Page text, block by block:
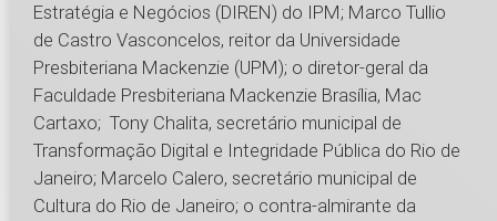
Estratégia e Negócios (DIREN) do IPM; Marco Tullio
de Castro Vasconcelos, reitor da Universidade
Presbiteriana Mackenzie (UPM); o diretor-geral da
Faculdade Presbiteriana Mackenzie Brasília, Mac
Cartaxo; Tony Chalita, secretário municipal de
Transformação Digital e Integridade Pública do Rio de
Janeiro; Marcelo Calero, secretário municipal de
Cultura do Rio de Janeiro; o contra-almirante da